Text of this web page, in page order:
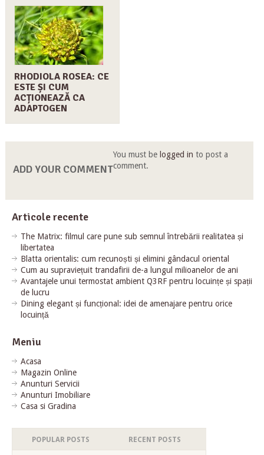
RHODIOLA ROSEA: CE
ESTE ȘI CUM
ACȚIONEAZĂ CA
ADAPTOGEN
ADD YOUR COMMENT
You must be logged in to post a
comment.
Articole recente
The Matrix: filmul care pune sub semnul întrebării realitatea și
libertatea
Blatta orientalis: cum recunoști și elimini gândacul oriental
Cum au supraviețuit trandafirii de-a lungul milioanelor de ani
Avantajele unui termostat ambient Q3RF pentru locuințe și spații
de lucru
Dining elegant și funcțional: idei de amenajare pentru orice
locuință
Meniu
Acasa
Magazin Online
Anunturi Servicii
Anunturi Imobiliare
Casa si Gradina
POPULAR POSTS RECENT POSTS